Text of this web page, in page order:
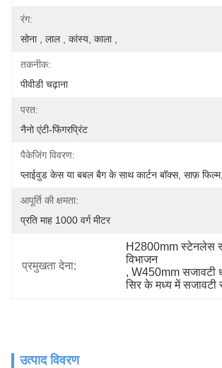
रंग:
सोना , लाल , कांस्य, काला ,
तकनीक:
पीवीडी चढ़ाना
परत:
नैनो एंटी-फिंगरप्रिंट
पैकेजिंग विवरण:
प्लाईवुड केस या बबल बैग के साथ कार्टन बॉक्स, साफ़
आपूर्ति की क्षमता:
प्रति माह 1000 वर्ग मीटर
प्रमुखता देना:
H2800mm स्टेनलेस
विभाजन
, W450mm सजावटी
सिर के मध्य में सजावटी
उत्पाद विवरण